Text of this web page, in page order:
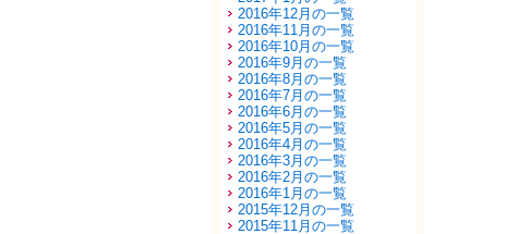
2016年12月の一覧
2016年11月の一覧
2016年10月の一覧
2016年9月の一覧
2016年8月の一覧
2016年7月の一覧
2016年6月の一覧
2016年5月の一覧
2016年4月の一覧
2016年3月の一覧
2016年2月の一覧
2016年1月の一覧
2015年12月の一覧
2015年11月の一覧